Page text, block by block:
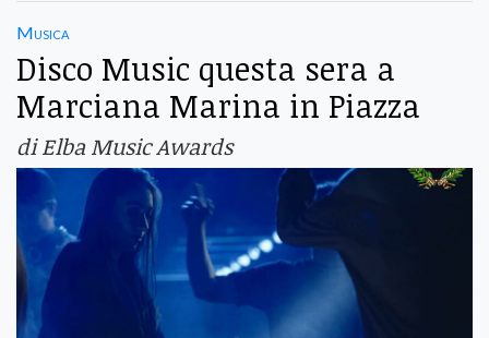
Musica
Disco Music questa sera a
Marciana Marina in Piazza
di Elba Music Awards